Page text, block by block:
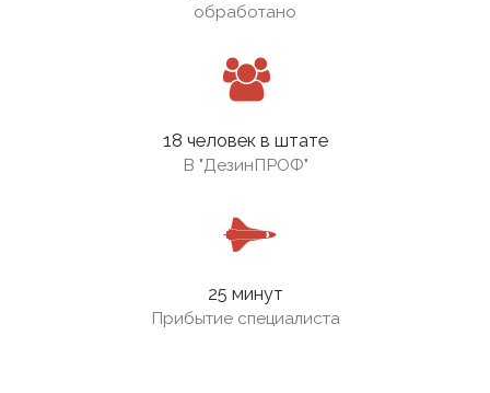
обработано
18 человек в штате
В "ДезинПРОФ"
25 минут
Прибытие специалиста